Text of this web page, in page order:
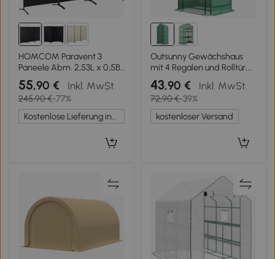
HOMCOM Paravent 3
Paneele Abm. 2,53L x 0,5B
x 1,82H m Seitenstore
Sichtschutzzaun auf Fuß
Raumteiler Metall Polyester
55,90 € Inkl. MwSt.
245,90 €-77%
Kostenlose Lieferung innerhalb Deutschlands
Outsunny Gewächshaus
mit 4 Regalen und Rolltür,
aus Metall und PE,
69x49x158 cm, Dunkelgrün
43,90 € Inkl. MwSt.
72,90 €-39%
kostenloser Versand